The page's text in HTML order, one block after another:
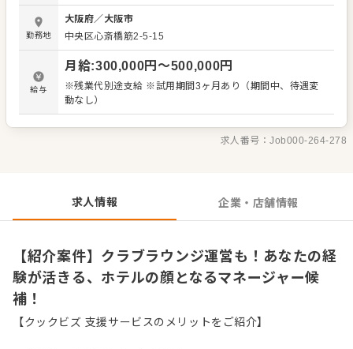
す。 お客様の満足度（CS）向上に向けた取り組みや、ハウ
ス・レストランといった他部署との連携も重要なミッショ
ンです。 経験に応じて、コンシェルジュ業務やクラブラウ
ンジの運営、アニバーサリーやイベントの企画・実行にも
携わることができます。ホテル運営全般を学び、プロフェ
ッショナルを目指す意欲的な方からのご応募をお待ちして
います。 ＜おすすめポイント＞ 経験豊富なマネージャーの
ウンジ運営やイベント企画など、ホテルの華やかな業務に
勤務地
大阪府／ 大阪市
中央区心斎橋筋2-5-15
給与
月給:300,000円〜500,000円
※残業代別途支給 ※試用期間3ヶ月あり（期間中、待遇変
動なし）
求人番号：Job000-264-278
求人情報 企業・店舗情報
【紹介案件】クラブラウンジ運営も！あなたの経
験が活きる、ホテルの顔となるマネージャー候
補！
【クックビズ 支援サービスのメリットをご紹介】